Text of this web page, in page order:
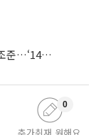
쓸이 노린다
0